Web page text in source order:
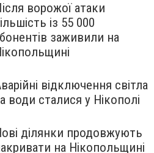
ворожої атаки
із 55 000
заживили на
відключення світла
води сталися у Нікополі
ділянки продовжують
на Нікопольщині